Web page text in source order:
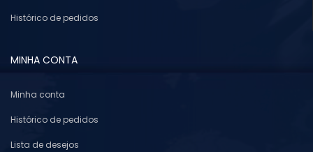
Histórico de pedidos
MINHA CONTA
Minha conta
Histórico de pedidos
Lista de desejos